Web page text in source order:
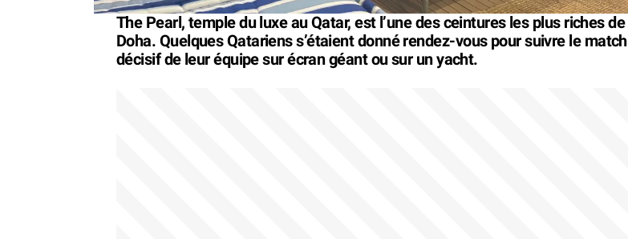
The Pearl, temple du luxe au Qatar, est l’une des ceintures les plus riches de
Doha. Quelques Qatariens s’étaient donné rendez-vous pour suivre le match
décisif de leur équipe sur écran géant ou sur un yacht.